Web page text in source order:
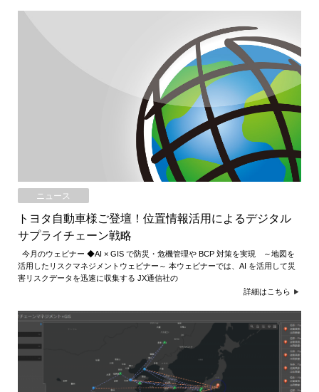
ニュース
トヨタ自動車様ご登壇！位置情報活用によるデジタル
サプライチェーン戦略
今月のウェビナー ◆AI × GIS で防災・危機管理や BCP 対策を実現 ～地図を
活用したリスクマネジメントウェビナー～ 本ウェビナーでは、AI を活用して災
害リスクデータを迅速に収集する JX通信社の
詳細はこちら